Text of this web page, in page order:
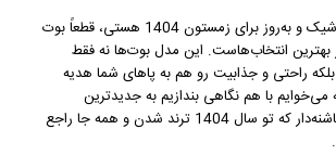
اگه دنبال یه استایل شیک و به‌روز برای زمستون 1404 هستی، قطعاً بوت
بهترین انتخاب‌هاست. این مدل بوت‌ها نه فقط
راحتی و جذابیت رو هم به پاهای شما هدیه
با هم نگاهی بندازیم به جدیدترین
مدل‌های بوت زنانه پاشنه‌دار که تو سال 1404 ترند شدن و همه جا راجع